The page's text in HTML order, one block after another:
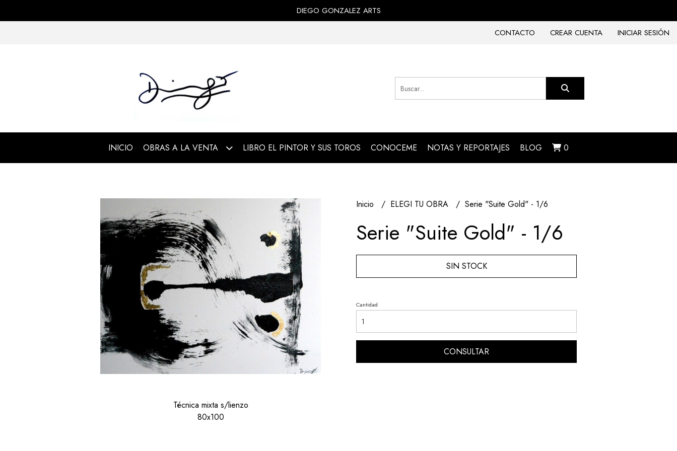
DIEGO GONZALEZ ARTS
CONTACTO
CREAR CUENTA INICIAR SESIÓN
INICIO OBRAS A LA VENTA LIBRO EL PINTOR Y SUS TOROS CONOCEME NOTAS Y REPORTAJES BLOG 0
Técnica mixta s/lienzo
80x100
Inicio ELEGI TU OBRA Serie "Suite Gold" - 1/6
Serie "Suite Gold" - 1/6
SIN STOCK
Cantidad
CONSULTAR